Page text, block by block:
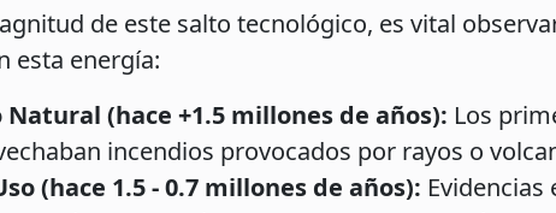
de este salto tecnológico, es vital
esta energía:
(hace +1.5 millones de años): Los
incendios provocados por rayos o
(hace 1.5 - 0.7 millones de años):